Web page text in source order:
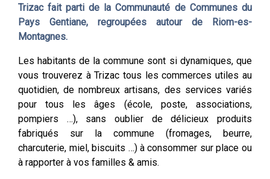
Trizac fait parti de la Communauté de Communes du
Pays Gentiane, regroupées autour de Riom-es-
Montagnes.
Les habitants de la commune sont si dynamiques, que
vous trouverez à Trizac tous les commerces utiles au
quotidien, de nombreux artisans, des services variés
pour tous les âges (école, poste, associations,
pompiers …), sans oublier de délicieux produits
fabriqués sur la commune (fromages, beurre,
charcuterie, miel, biscuits …) à consommer sur place ou
à rapporter à vos familles & amis.